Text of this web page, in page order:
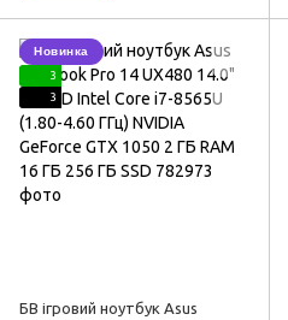
Новинка
3
3
БВ ігровий ноутбук Asus